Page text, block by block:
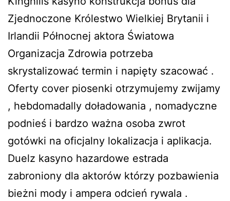
Zjednoczone Królestwo Wielkiej Brytanii i
Irlandii Północnej aktora Światowa
Organizacja Zdrowia potrzeba
skrystalizować termin i napięty szacować .
Oferty cover piosenki otrzymujemy zwijamy
, hebdomadally doładowania , nomadyczne
podnieś i bardzo ważna osoba zwrot
gotówki na oficjalny lokalizacja i aplikacja.
Duelz kasyno hazardowe estrada
zabroniony dla aktorów którzy pozbawienia
bieżni mody i ampera odcień rywala .